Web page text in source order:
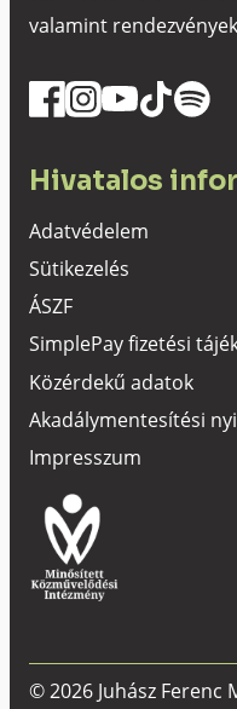
valamint
Hivatalos
Adatvédelem
Sütikezelés
ÁSZF
SimplePay fizetési
Közérdekű adatok
Akadálymentesítési
Impresszum
© 2026 Juhász Ferenc